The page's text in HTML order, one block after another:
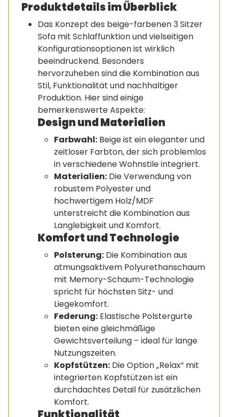
Produktdetails im Überblick
Das Konzept des beige-farbenen 3 Sitzer
Sofa mit Schlaffunktion und vielseitigen
Konfigurationsoptionen ist wirklich
beeindruckend. Besonders
hervorzuheben sind die Kombination aus
Stil, Funktionalität und nachhaltiger
Produktion. Hier sind einige
bemerkenswerte Aspekte:
Design und Materialien
Farbwahl: Beige ist ein eleganter und
zeitloser Farbton, der sich problemlos
in verschiedene Wohnstile integriert.
Materialien: Die Verwendung von
robustem Polyester und
hochwertigem Holz/MDF
unterstreicht die Kombination aus
Langlebigkeit und Komfort.
Komfort und Technologie
Polsterung: Die Kombination aus
atmungsaktivem Polyurethanschaum
mit Memory-Schaum-Technologie
spricht für höchsten Sitz- und
Liegekomfort.
Federung: Elastische Polstergurte
bieten eine gleichmäßige
Gewichtsverteilung – ideal für lange
Nutzungszeiten.
Kopfstützen: Die Option „Relax“ mit
integrierten Kopfstützen ist ein
durchdachtes Detail für zusätzlichen
Komfort.